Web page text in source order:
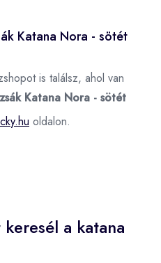
Katana Nora - sötét
is találsz, ahol van
Katana Nora - sötét
oldalon.
a katana